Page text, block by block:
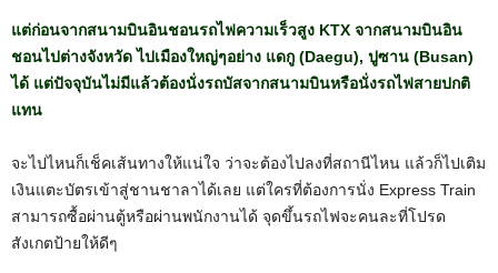
แต่ก่อนจากสนามบินอินชอนรถไฟความเร็วสูง KTX จากสนามบินอิน
ชอนไปต่างจังหวัด ไปเมืองใหญ่ๆอย่าง แดกู (Daegu), ปูซาน (Busan)
ได้ แต่ปัจจุบันไม่มีแล้วต้องนั่งรถบัสจากสนามบินหรือนั่งรถไฟสายปกติ
แทน
จะไปไหนก็เช็คเส้นทางให้แน่ใจ ว่าจะต้องไปลงที่สถานีไหน แล้วก็ไปเติม
เงินแตะบัตรเข้าสู่ชานชาลาได้เลย แต่ใครที่ต้องการนั่ง Express Train
สามารถซื้อผ่านตู้หรือผ่านพนักงานได้ จุดขึ้นรถไฟจะคนละที่โปรด
สังเกตป้ายให้ดีๆ